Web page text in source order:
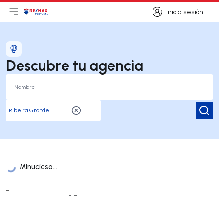
Inicia sesión
Inicia sesión
Abrir el menú principal
Logotipo
Descubre tu agencia
Minucioso...
Lista de oficinas
-
- -